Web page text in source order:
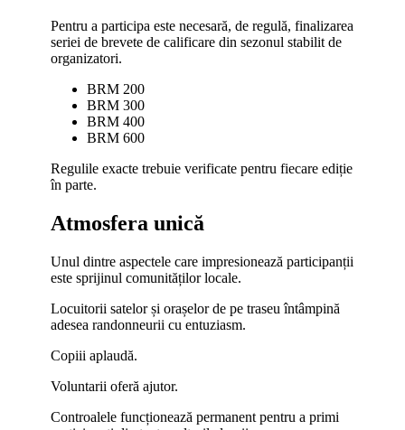
Pentru a participa este necesară, de regulă, finalizarea
seriei de brevete de calificare din sezonul stabilit de
organizatori.
BRM 200
BRM 300
BRM 400
BRM 600
Regulile exacte trebuie verificate pentru fiecare ediție
în parte.
Atmosfera unică
Unul dintre aspectele care impresionează participanții
este sprijinul comunităților locale.
Locuitorii satelor și orașelor de pe traseu întâmpină
adesea randonneurii cu entuziasm.
Copiii aplaudă.
Voluntarii oferă ajutor.
Controalele funcționează permanent pentru a primi